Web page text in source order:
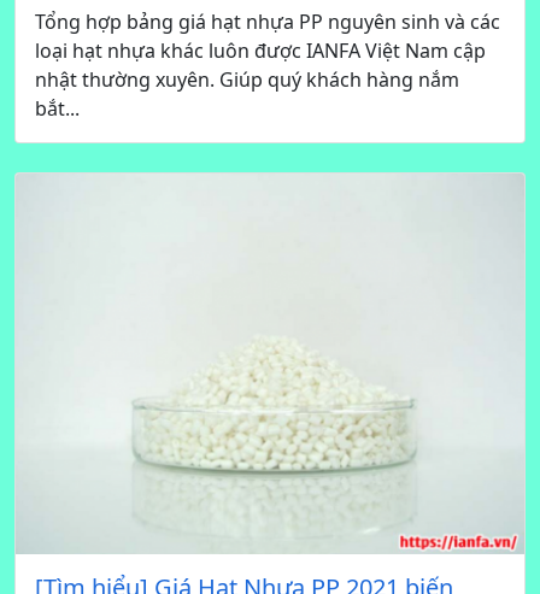
Tổng hợp bảng giá hạt nhựa PP nguyên sinh và các
loại hạt nhựa khác luôn được IANFA Việt Nam cập
nhật thường xuyên. Giúp quý khách hàng nắm
bắt...
[Tìm hiểu] Giá Hạt Nhựa PP 2021 biến